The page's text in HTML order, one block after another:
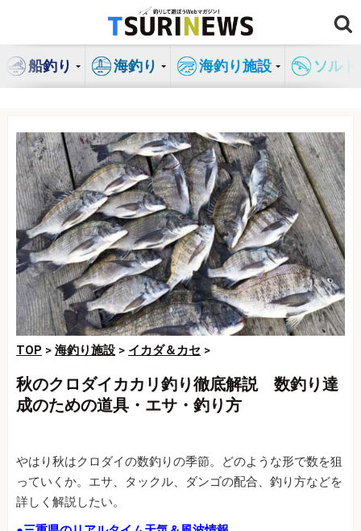
ン
船釣り 海釣り 海釣り施設 ソル
TOP > 海釣り施設 > イカダ＆カセ >
秋のクロダイカカリ釣り徹底解説 数釣り達
成のための道具・エサ・釣り方
やはり秋はクロダイの数釣りの季節。どのような形で数を狙
っていくか。エサ、タックル、ダンゴの配合、釣り方などを
詳しく解説したい。